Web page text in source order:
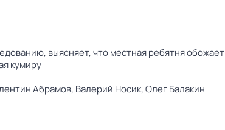
выясняет, что местная ребятня
кумиру
Абрамов, Валерий Носик,Олег Балакин